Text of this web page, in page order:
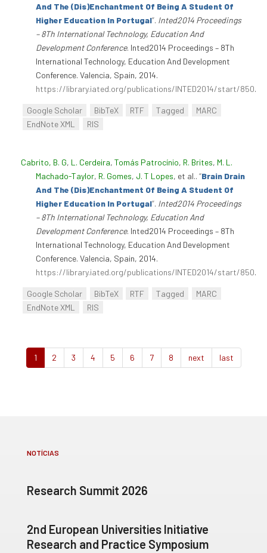
And The (Dis)Enchantment Of Being A Student Of
Higher Education In Portugal”. Inted2014 Proceedings
– 8Th International Technology, Education And
Development Conference. Inted2014 Proceedings – 8Th
International Technology, Education And Development
Conference. Valencia, Spain, 2014.
https://library.iated.org/publications/INTED2014/start/850.
Google Scholar BibTeX RTF Tagged
MARC
EndNote XML
RIS
Cabrito, B. G, L. Cerdeira, Tomás Patrocínio, R. Brites, M. L.
Machado-Taylor, R. Gomes, J. T Lopes, et al.. “Brain Drain
And The (Dis)Enchantment Of Being A Student Of
Higher Education In Portugal”. Inted2014 Proceedings
– 8Th International Technology, Education And
Development Conference. Inted2014 Proceedings – 8Th
International Technology, Education And Development
Conference. Valencia, Spain, 2014.
https://library.iated.org/publications/INTED2014/start/850.
Google Scholar BibTeX RTF Tagged
MARC
EndNote XML
RIS
1 2 3 4 5 6 7 8 next last
NOTÍCIAS
Research Summit 2026
2nd European Universities Initiative
Research and Practice Symposium